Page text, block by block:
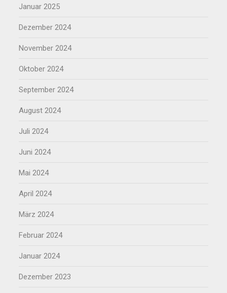
Januar 2025
Dezember 2024
November 2024
Oktober 2024
September 2024
August 2024
Juli 2024
Juni 2024
Mai 2024
April 2024
März 2024
Februar 2024
Januar 2024
Dezember 2023